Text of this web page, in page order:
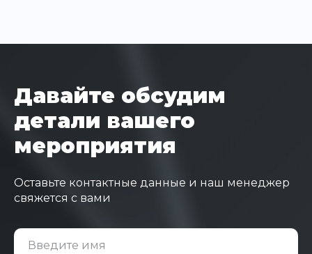
Давайте обсудим
детали вашего
мероприятия
Оставьте контактные данные и наш менеджер
свяжется с вами
Введите имя